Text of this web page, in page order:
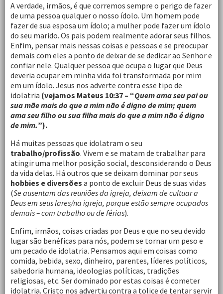
A verdade, irmãos, é que corremos sempre o perigo de fazer
de uma pessoa qualquer o nosso ídolo. Um homem pode
fazer de sua esposa um ídolo; a mulher pode fazer um ídolo
do seu marido. Os pais podem realmente adorar seus filhos.
Enfim, pensar mais nessas coisas e pessoas e se preocupar
demais com eles a ponto de deixar de se dedicar ao Senhor e
confiar nele. Qualquer pessoa que ocupa o lugar que Deus
deveria ocupar em minha vida foi transformada por mim
em um ídolo. Jesus nos adverte contra esse tipo de
idolatria (vejamos Mateus 10:37 – “Quem ama seu pai ou
sua mãe mais do que a mim não é digno de mim; quem
ama seu filho ou sua filha mais do que a mim não é digno
de mim.”).
Há muitas pessoas que idolatram o seu
trabalho/profissão. Vivem e se matam de trabalhar para
atingir uma melhor posição social, desconsiderando o Deus
da vida delas. Há outros que se deixam dominar por seus
hobbies e diversões a ponto de excluir Deus de suas vidas
(Se ausentam das reuniões da igreja, deixam de cultuar a
Deus em seus lares/na igreja, porque estão sempre ocupados
demais – com trabalho ou de férias).
Enfim, irmãos, coisas criadas por Deus e que no seu devido
lugar são benéficas para nós, podem se tornar um peso e
um pecado de idolatria. Pensamos aqui em coisas como
comida, bebida, sexo, dinheiro, parentes, líderes políticos,
sabedoria humana, ideologias políticas, tradições
religiosas, etc. Ser dominado por estas coisas é cometer
idolatria. Cristo nos advertiu contra a tolice de tentar servir